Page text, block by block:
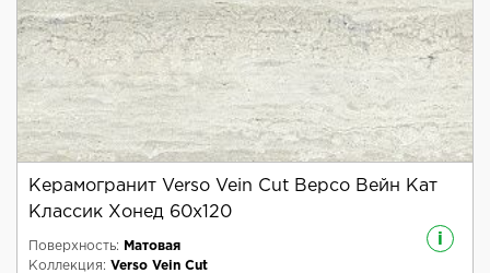
Керамогранит Verso Vein Cut Версо Вейн Кат
Классик Хонед 60x120
i
Поверхность:
Матовая
Коллекция: Verso Vein Cut